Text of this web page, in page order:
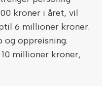
kroner i året, vil
6 millioner kroner.
og oppreisning.
millioner kroner,